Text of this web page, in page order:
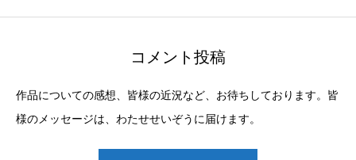
コメント投稿
作品についての感想、皆様の近況など、お待ちしております。皆
様のメッセージは、わたせせいぞうに届けます。